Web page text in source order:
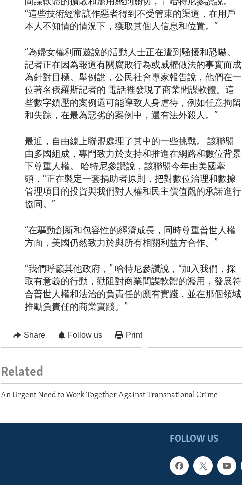
“這些技術經常讓作惡者得到不受管束的渠道，在用戶
本人不知情的情況下，獲取其個人信息和位置。”
“為婦女權利而遊說的活動人士正在遭到騷擾和恐嚇。
記者正在因為報道有關腐敗行為或威權做法的事實而成
為針對目標。舉例說，公民社會專家報告說，他們在一
位著名俄羅斯記者的 電話裡發現了商業間諜軟體。這
些數字鎮壓的案例還可能導致人身虐待，例如任意拘留
和失踪，在最為惡劣的案例中，還有法外殺人。”
最近，自由線上聯盟處理了其中的一些挑戰。 該聯盟
由多國組成，專門致力於支持和推進在網路和數位背景
下尊重人權。 哈特尼參讚說，該聯盟今年由美國牽
頭，“正在製定一套捐助者原則，把對數位治理和數據
管理項目的投資與我們對人權和民主價值觀的承諾進行
協同。”
“在驅動創新和包容性的經濟成長，同時尊重普世人權
方面，美國仍然致力於與所有相關利益方合作。”
“我們呼籲其他政府，” 哈特尼參讚說，“加入我們，採
取有意義的行動，勸阻對商業間諜軟體的濫用，發展符
合普世人權和法治的負責任的應有實踐，並在那個領域
推動負責任的商業實踐。”
Share Follow us Print
Related
An Urgent Need to Work Together Against Transnational Crime
FOLLOW US